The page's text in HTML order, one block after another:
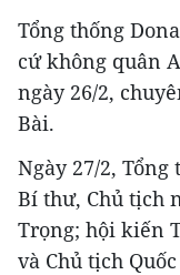
Tổng thống
cứ không quân
ngày 26/2,
Bài.
Ngày 27/2,
Bí thư, Chủ tịch
Trọng; hội kiến
và Chủ tịch